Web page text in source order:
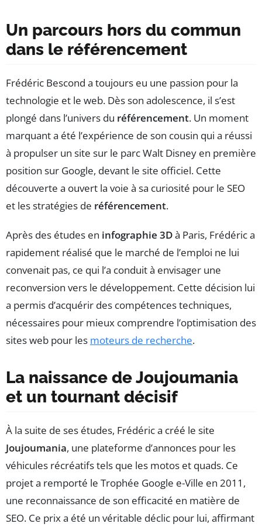
Un parcours hors du commun
dans le référencement
Frédéric Bescond a toujours eu une passion pour la
technologie et le web. Dès son adolescence, il s’est
plongé dans l’univers du référencement. Un moment
marquant a été l’expérience de son cousin qui a réussi
à propulser un site sur le parc Walt Disney en première
position sur Google, devant le site officiel. Cette
découverte a ouvert la voie à sa curiosité pour le SEO
et les stratégies de référencement.
Après des études en infographie 3Dà Paris, Frédéric a
rapidement réalisé que le marché de l’emploi ne lui
convenait pas, ce qui l’a conduit à envisager une
reconversion vers le développement. Cette décision lui
a permis d’acquérir des compétences techniques,
nécessaires pour mieux comprendre l’optimisation des
sites web pour les moteurs de recherche.
La naissance de Joujoumania
et un tournant décisif
À la suite de ses études, Frédéric a créé le site
Joujoumania, une plateforme d’annonces pour les
véhicules récréatifs tels que les motos et quads. Ce
projet a remporté le Trophée Google e-Ville en 2011,
une reconnaissance de son efficacité en matière de
SEO. Ce prix a été un véritable déclic pour lui, affirmant